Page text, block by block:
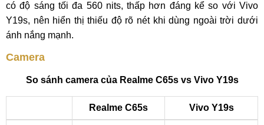
có độ sáng tối đa 560 nits, thấp hơn đáng kể so với Vivo
Y19s, nên hiển thị thiếu độ rõ nét khi dùng ngoài trời dưới
ánh nắng mạnh.
Camera
So sánh camera của Realme C65s vs Vivo Y19s
Realme C65s Vivo Y19s